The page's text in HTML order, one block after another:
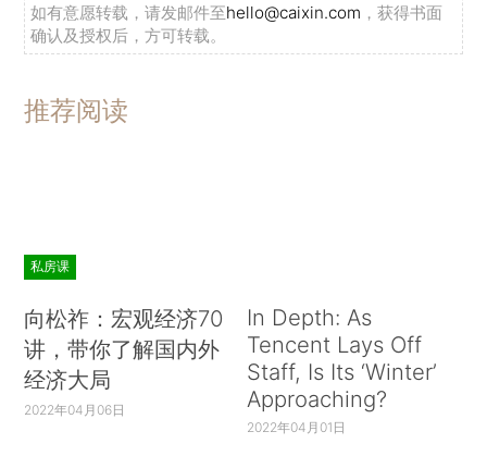
如有意愿转载，请发邮件至hello@caixin.com ，获得书面
确认及授权后，方可转载。
推荐阅读
私房课
向松祚：宏观经济70
讲，带你了解国内外
经济大局
2022年04月06日
In Depth: As
Tencent Lays Off
Staff, Is Its ‘Winter’
Approaching?
2022年04月01日